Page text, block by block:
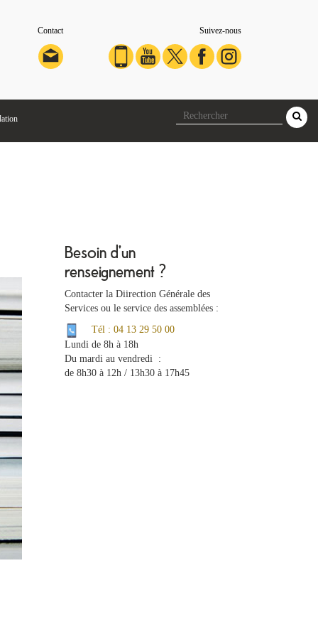
Contact Suivez-nous
Besoin d'un
renseignement ?
Contacter la Diirection Générale des
Services ou le service des assemblées :
Tél : 04 13 29 50 00
Lundi de 8h à 18h
Du mardi au vendredi :
de 8h30 à 12h / 13h30 à 17h45